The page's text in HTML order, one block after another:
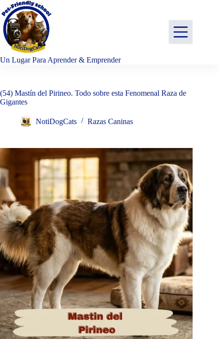
Saltar
al
contenido
Un Lugar Para Aprender & Emprender
(54) Mastín del Pirineo. Todo sobre esta Fenomenal Raza de
Gigantes
NotiDogCats Razas Caninas